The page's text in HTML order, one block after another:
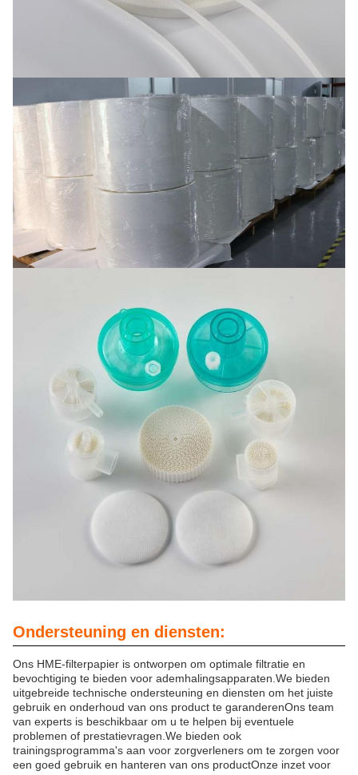
Ondersteuning en diensten:
Ons HME-filterpapier is ontworpen om optimale filtratie en
bevochtiging te bieden voor ademhalingsapparaten.We bieden
uitgebreide technische ondersteuning en diensten om het juiste
gebruik en onderhoud van ons product te garanderenOns team
van experts is beschikbaar om u te helpen bij eventuele
problemen of prestatievragen.We bieden ook
trainingsprogramma's aan voor zorgverleners om te zorgen voor
een goed gebruik en hanteren van ons productOnze inzet voor